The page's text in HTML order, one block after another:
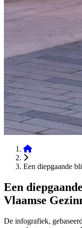
Een diepgaande
Een
Vlaamse
De infografiek,